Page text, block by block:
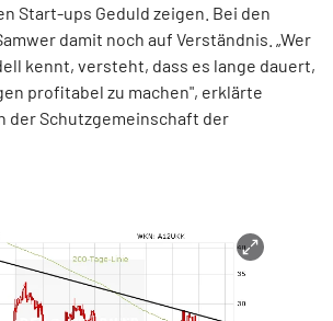
Start-ups Geduld zeigen. Bei den
damit noch auf Verständnis. „Wer
kennt, versteht, dass es lange dauert,
profitabel zu machen", erklärte
der Schutzgemeinschaft der